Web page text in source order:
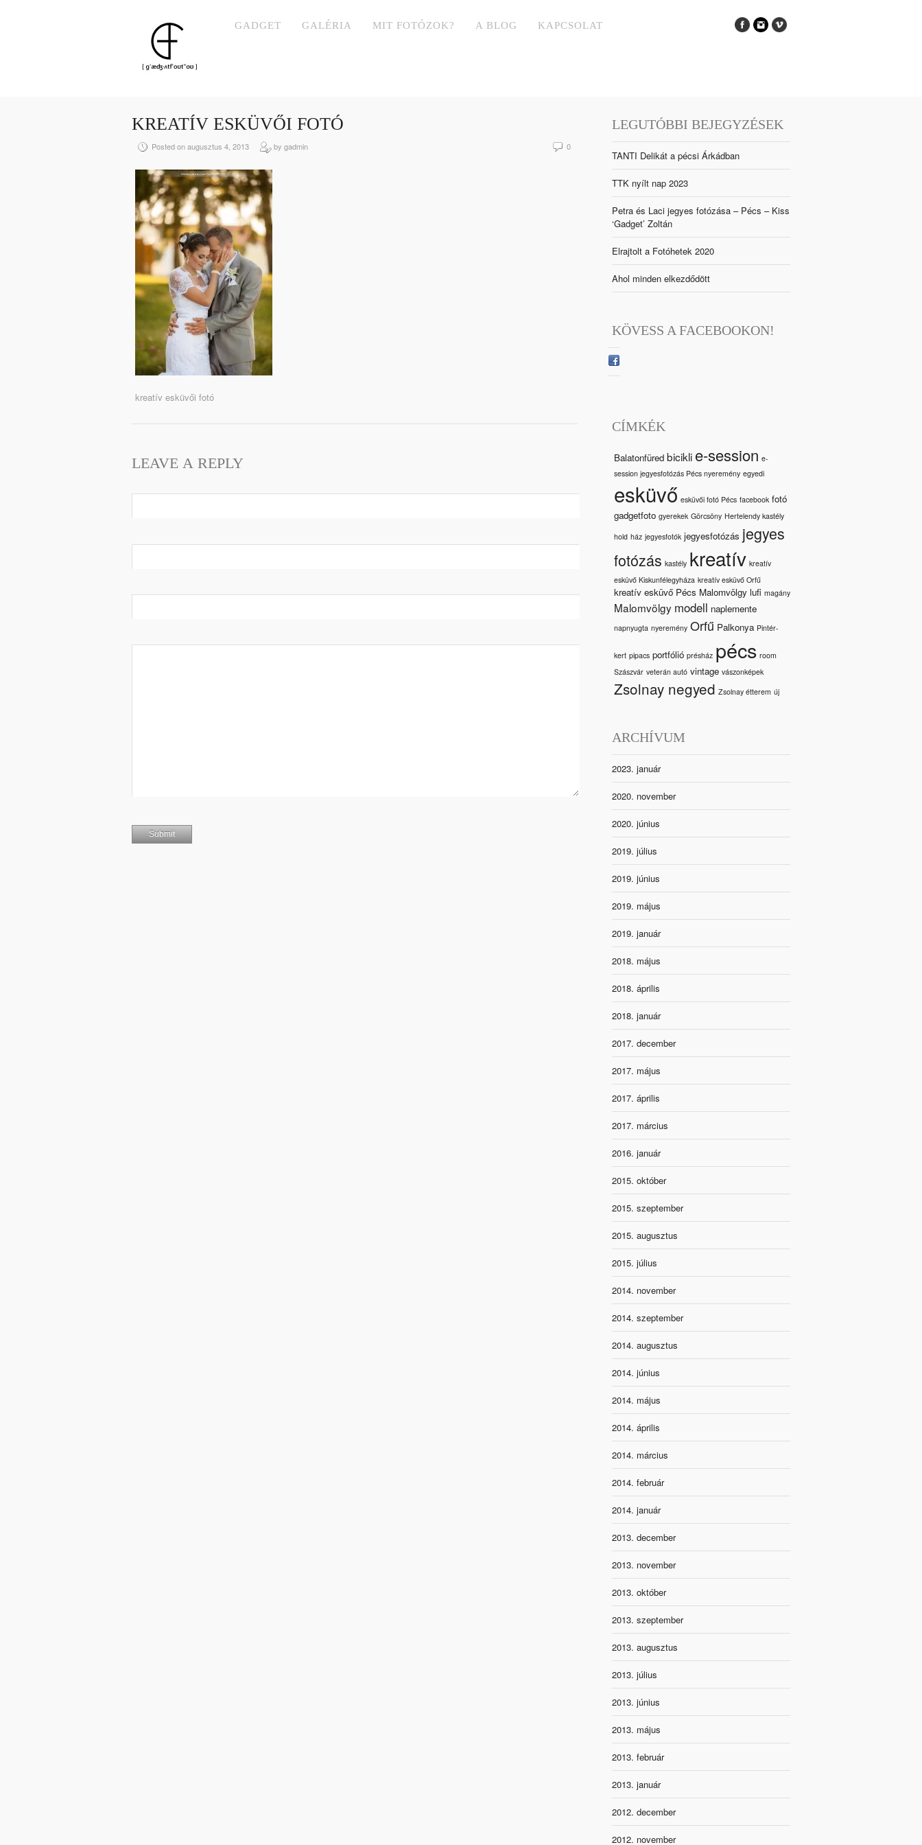
GADGET GALÉRIA MIT FOTÓZOK? A BLOG KAPCSOLAT
KREATÍV ESKÜVŐI FOTÓ
Posted on augusztus 4, 2013 by gadmin 0
kreatív esküvői fotó
LEAVE A REPLY
LEGUTÓBBI BEJEGYZÉSEK
TANTI Delikát a pécsi Árkádban
TTK nyílt nap 2023
Petra és Laci jegyes fotózása – Pécs – Kiss
‘Gadget’ Zoltán
Elrajtolt a Fotóhetek 2020
Ahol minden elkezdődött
KÖVESS A FACEBOOKON!
CÍMKÉK
Balatonfüred bicikli e-session e-
session jegyesfotózás Pécs nyeremény egyedi
esküvő esküvői fotó Pécs facebook fotó
gadgetfoto gyerekek Görcsöny Hertelendy kastély
hold ház jegyesfotók jegyesfotózás jegyes
fotózás kastély kreatív kreatív
esküvő Kiskunfélegyháza kreatív esküvő Orfű
kreatív esküvő Pécs Malomvölgy lufi magány
Malomvölgy modell naplemente
napnyugta nyeremény Orfű Palkonya Pintér-
kert pipacs portfólió présház pécs room
Szászvár veterán autó vintage vászonképek
Zsolnay negyed Zsolnay étterem új
ARCHÍVUM
2023. január
2020. november
2020. június
2019. július
2019. június
2019. május
2019. január
2018. május
2018. április
2018. január
2017. december
2017. május
2017. április
2017. március
2016. január
2015. október
2015. szeptember
2015. augusztus
2015. július
2014. november
2014. szeptember
2014. augusztus
2014. június
2014. május
2014. április
2014. március
2014. február
2014. január
2013. december
2013. november
2013. október
2013. szeptember
2013. augusztus
2013. július
2013. június
2013. május
2013. február
2013. január
2012. december
2012. november